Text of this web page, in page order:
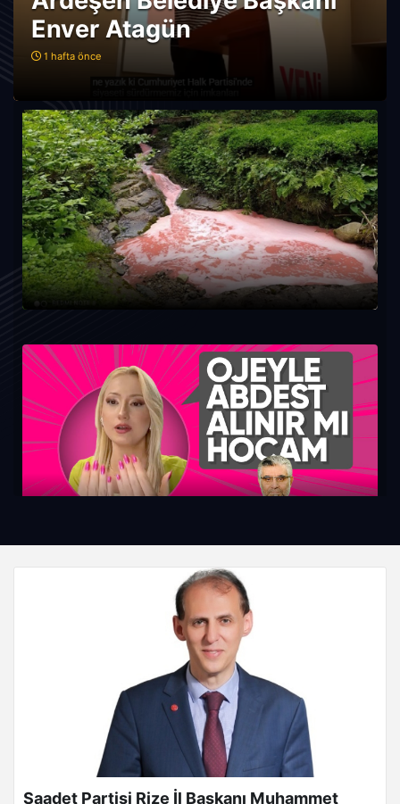
Enver Atagün
1 hafta önce
Güneysu’da renkli Akandere milleti şaşırttı.
iPhone’larda pil sağlığı nasıl artırılır? İşte 5 etkili
Saadet Partisi Rize İl Başkanı Muhammet